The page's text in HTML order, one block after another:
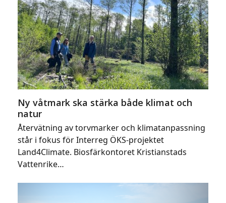
Ny våtmark ska stärka både klimat och
natur
Återvätning av torvmarker och klimatanpassning
står i fokus för Interreg ÖKS-projektet
Land4Climate. Biosfärkontoret Kristianstads
Vattenrike…